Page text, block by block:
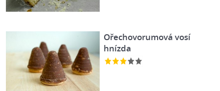
Ořechovorumová vosí
hnízda